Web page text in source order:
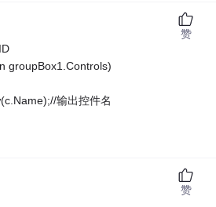
groupBox1.Controls)
输出控件名
赞
赞